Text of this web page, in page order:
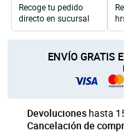
Unicel
Productos para
Velas y
Quinqués
Recoge tu pedido
directo en sucursal
ENVÍO GRATIS
Devoluciones hasta
Cancelación de
móvil